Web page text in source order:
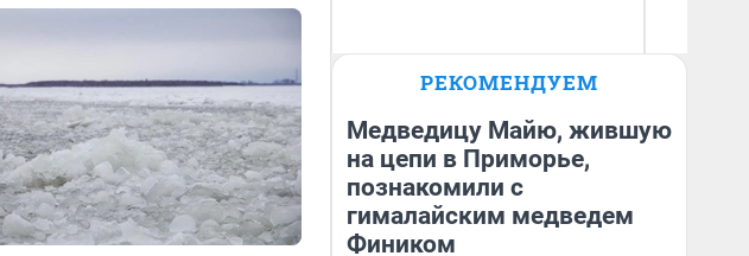
Вероника
РЕКОМЕНДУЕМ
Медведицу Майю, жившую
на цепи в Приморье,
познакомили с
гималайским медведем
Фиником